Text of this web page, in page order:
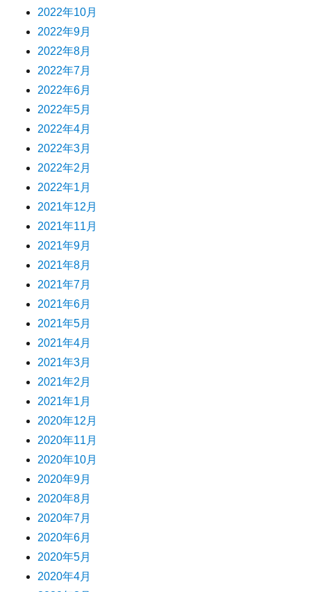
2022年10月
2022年9月
2022年8月
2022年7月
2022年6月
2022年5月
2022年4月
2022年3月
2022年2月
2022年1月
2021年12月
2021年11月
2021年9月
2021年8月
2021年7月
2021年6月
2021年5月
2021年4月
2021年3月
2021年2月
2021年1月
2020年12月
2020年11月
2020年10月
2020年9月
2020年8月
2020年7月
2020年6月
2020年5月
2020年4月